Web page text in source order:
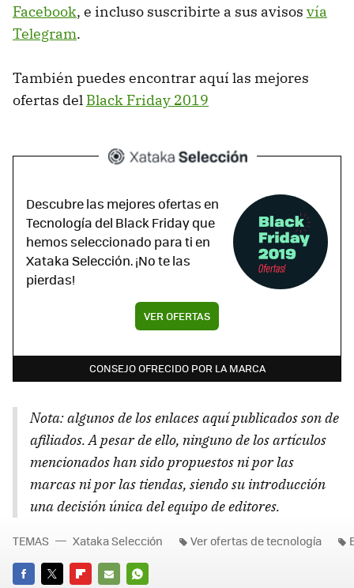
Facebook, e incluso suscribirte a sus avisos vía
Telegram.
También puedes encontrar aquí las mejores
ofertas del Black Friday 2019
Descubre las mejores ofertas en
Tecnología del Black Friday que
hemos seleccionado para ti en
Xataka Selección. ¡No te las
pierdas!
VER OFERTAS
CONSEJO OFRECIDO POR LA MARCA
Nota: algunos de los enlaces aquí publicados son de
afiliados. A pesar de ello, ninguno de los artículos
mencionados han sido propuestos ni por las
marcas ni por las tiendas, siendo su introducción
una decisión única del equipo de editores.
TEMAS Xataka Selección Ver ofertas de tecnología